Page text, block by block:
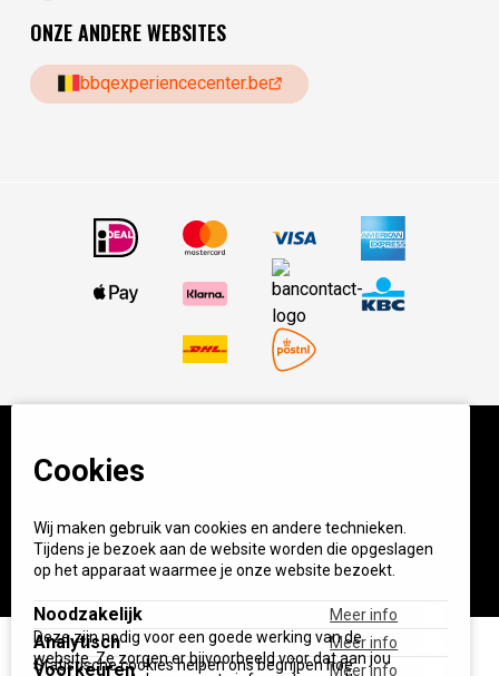
ONZE ANDERE WEBSITES
bbqexperiencecenter.be
© BBQ Experience Center. Home of BBQ. Alle prijzen incl
Start your own BXC
Cookies
Wij maken gebruik van cookies en andere technieken.
Tijdens je bezoek aan de website worden die opgeslagen
op het apparaat waarmee je onze website bezoekt.
Noodzakelijk
Meer info
Deze zijn nodig voor een goede werking van de
website. Ze zorgen er bijvoorbeeld voor dat aan jou
Analytisch
Meer info
Statistische cookies helpen ons begrijpen hoe
Voorkeuren Meer info